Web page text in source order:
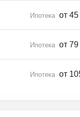
Ипотека от
Ипотека от
Ипотека от